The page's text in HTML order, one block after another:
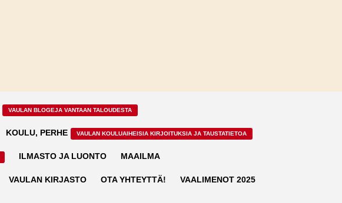
VAULAN BLOGEJA VANTAAN TALOUDESTA
KOULU, PERHE VAULAN KOULUAIHEISIA KIRJOITUKSIA JA TAUSTATIETOA
ILMASTO JA LUONTO MAAILMA
VAULAN KIRJASTO OTA YHTEYTTÄ! VAALIMENOT 2025